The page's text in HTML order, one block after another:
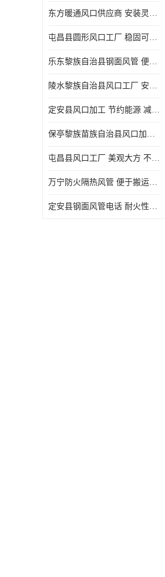
东方暖通风口供应商 安装灵活 调节功能强
屯昌县圆形风口工厂 稳固可靠 方便清洁和维修
乐东黎族自治县钢面风管 便于搬运和安装 能够抵抗高温和火灾
陵水黎族自治县风口工厂 安装简便 安装也相对容易
定安县风口加工 节约能源 减少能量损失
保亭黎族苗族自治县风口加工 减少能耗 以适应不同的需求
屯昌县风口工厂 美观大方 不仅具有实用功能
万宁防火隔热风管 便于搬运和安装 良好的导热性能
定安县钢面风管电话 耐火性能好 能够抵抗高温和火灾